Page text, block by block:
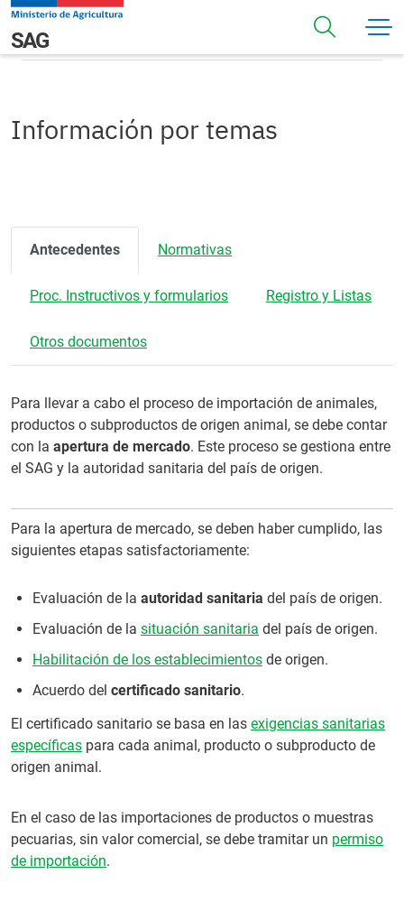
Pasar al contenido principal
Navegación principal
SAGInformación por temas
Información por temas
Antecedentes Normativas
Proc. Instructivos y formularios Registro y Listas
Otros documentos
Para llevar a cabo el proceso de importación de animales,
productos o subproductos de origen animal, se debe contar
con la apertura de mercado. Este proceso se gestiona entre
el SAG y la autoridad sanitaria del país de origen.
Para la apertura de mercado, se deben haber cumplido, las
siguientes etapas satisfactoriamente:
Evaluación de la autoridad sanitaria del país de origen.
Evaluación de la situación sanitaria del país de origen.
Habilitación de los establecimientos de origen.
Acuerdo del certificado sanitario.
El certificado sanitario se basa en las exigencias sanitarias
específicas para cada animal, producto o subproducto de
origen animal.
En el caso de las importaciones de productos o muestras
pecuarias, sin valor comercial, se debe tramitar un permiso
de importación.